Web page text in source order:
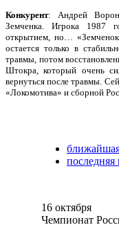
Конкурент: Андрей
Земченка. Игрока 1987
открытием, но…
остается только в
травмы, потом
Штокра, который очень
вернуться после травмы.
«Локомотива» и сборной
последняя
16 октября
Чемпионат